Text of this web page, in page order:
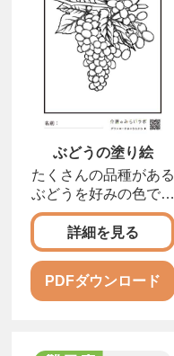
ぶどうの塗り絵
たくさんの品種がある
ぶどうを好みの色で塗
る 秋の実りを楽しめ
詳細を見る
PDFダウンロード